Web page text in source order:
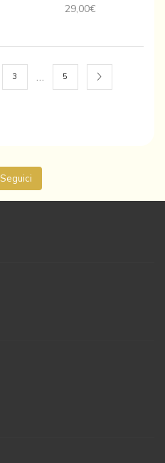
29,00€
3 5
Seguici